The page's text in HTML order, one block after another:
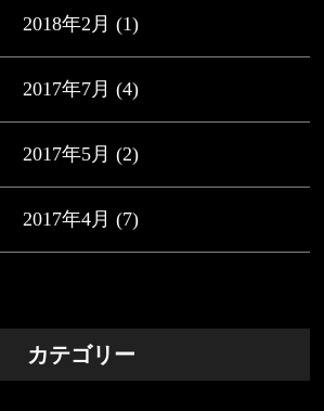
2018年2月 (1)
2017年7月 (4)
2017年5月 (2)
2017年4月 (7)
カテゴリー